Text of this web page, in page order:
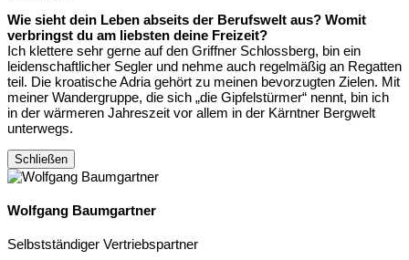
Wie sieht dein Leben abseits der Berufswelt aus? Womit
verbringst du am liebsten deine Freizeit?
Ich klettere sehr gerne auf den Griffner Schlossberg, bin ein
leidenschaftlicher Segler und nehme auch regelmäßig an Regatten
teil. Die kroatische Adria gehört zu meinen bevorzugten Zielen. Mit
meiner Wandergruppe, die sich „die Gipfelstürmer“ nennt, bin ich
in der wärmeren Jahreszeit vor allem in der Kärntner Bergwelt
unterwegs.
Schließen
Wolfgang Baumgartner
Selbstständiger Vertriebspartner